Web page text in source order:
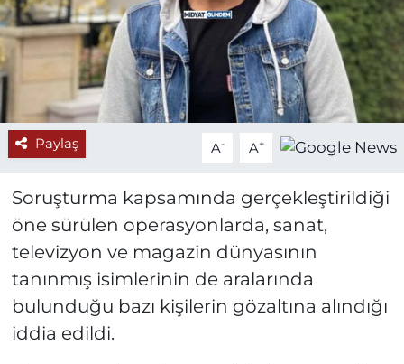
Paylaş A- A+
Soruşturma kapsamında gerçekleştirildiği
öne sürülen operasyonlarda, sanat,
televizyon ve magazin dünyasının
tanınmış isimlerinin de aralarında
bulunduğu bazı kişilerin gözaltına alındığı
iddia edildi.